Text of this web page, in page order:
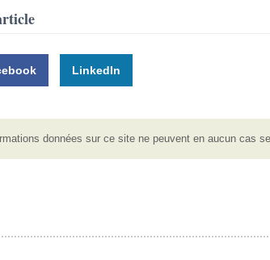
LinkedIn
données sur ce site ne peuvent en aucun cas